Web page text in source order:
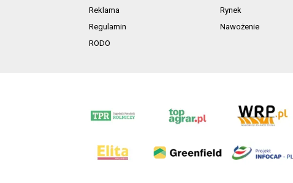
Reklama
Regulamin
RODO
Rynek
Nawożenie